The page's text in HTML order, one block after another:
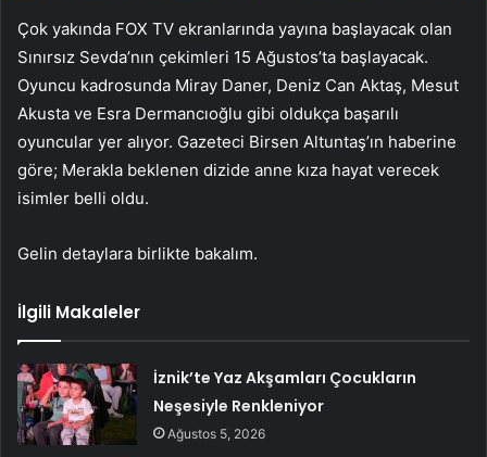
Çok yakında FOX TV ekranlarında yayına başlayacak olan
Sınırsız Sevda’nın çekimleri 15 Ağustos’ta başlayacak.
Oyuncu kadrosunda Miray Daner, Deniz Can Aktaş, Mesut
Akusta ve Esra Dermancıoğlu gibi oldukça başarılı
oyuncular yer alıyor. Gazeteci Birsen Altuntaş’ın haberine
göre; Merakla beklenen dizide anne kıza hayat verecek
isimler belli oldu.
Gelin detaylara birlikte bakalım.
İlgili Makaleler
İznik’te Yaz Akşamları Çocukların
Neşesiyle Renkleniyor
Ağustos 5, 2026